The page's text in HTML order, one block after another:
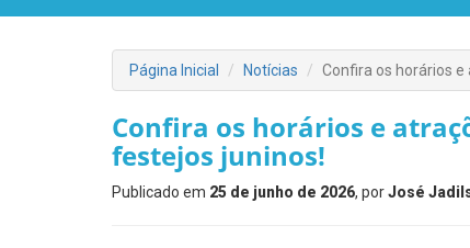
Página Inicial Notícias Confira os horários
Confira os horários e
festejos juninos!
Publicado em 25 de junho de 2026, porJosé